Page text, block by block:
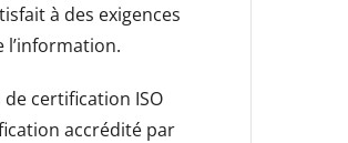
à des exigences
l’information.
certification ISO
accrédité par